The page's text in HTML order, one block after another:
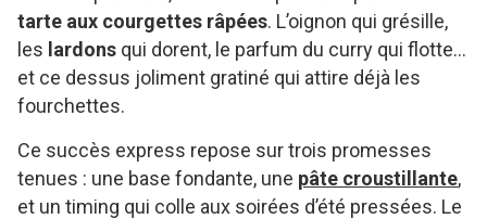
tarte aux courgettes râpées. L’oignon qui grésille,
les lardons qui dorent, le parfum du curry qui flotte…
et ce dessus joliment gratiné qui attire déjà les
fourchettes.
Ce succès express repose sur trois promesses
tenues : une base fondante, une pâte croustillante,
et un timing qui colle aux soirées d’été pressées. Le